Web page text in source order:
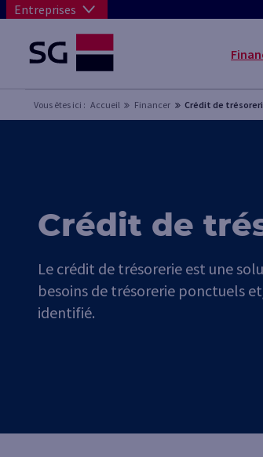
Entreprises
Vous êtes ici : Accueil Financer Crédit de
Crédit de
Le crédit de trésorerie est une
besoins de trésorerie ponctuels
identifié.